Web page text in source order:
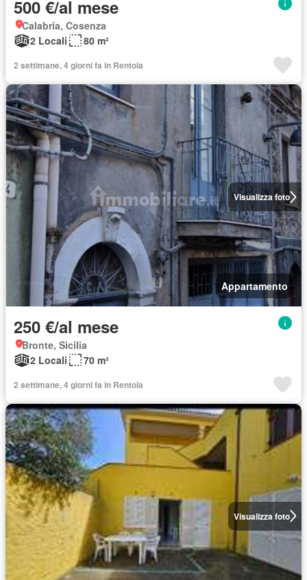
500 €/al mese
Calabria, Cosenza
2 Locali
80 m²
2 settimane, 4 giorni fa in Rentola
Visualizza foto
Appartamento
250 €/al mese
Bronte, Sicilia
2 Locali
70 m²
2 settimane, 4 giorni fa in Rentola
Visualizza foto